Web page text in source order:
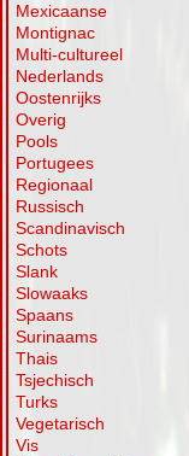
Mexicaanse
Montignac
Multi-cultureel
Nederlands
Oostenrijks
Overig
Pools
Portugees
Regionaal
Russisch
Scandinavisch
Schots
Slank
Slowaaks
Spaans
Surinaams
Thais
Tsjechisch
Turks
Vegetarisch
Vis